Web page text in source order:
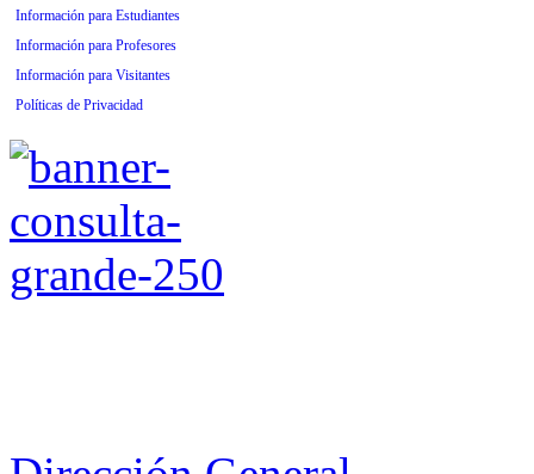
Información para Estudiantes
Información para Profesores
Información para Visitantes
Políticas de Privacidad